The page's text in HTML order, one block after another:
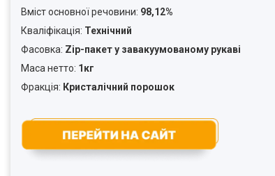
Вміст основної речовини: 98,12%
Кваліфікація: Технічний
Фасовка: Zip-пакету завакуумованому рукаві
Маса нетто: 1кг
Фракція: Кристалічний порошок